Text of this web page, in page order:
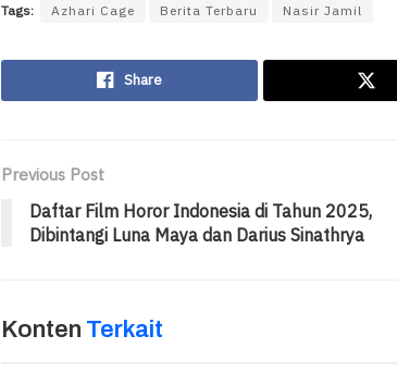
Tags: Azhari Cage Berita Terbaru Nasir Jamil
Share
Previous Post
Daftar Film Horor Indonesia di Tahun 2025,
Dibintangi Luna Maya dan Darius Sinathrya
Konten Terkait